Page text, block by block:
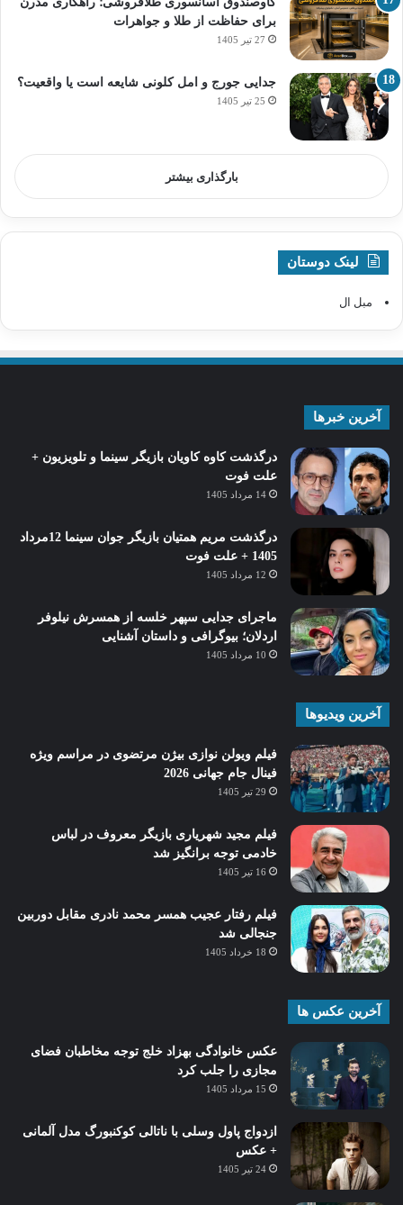
برای حفاظت از طلا و جواهرات
27 تیر 1405
جدایی جورج و امل کلونی شایعه است یا واقعیت؟
25 تیر 1405
بارگذاری بیشتر
لینک دوستان
مبل ال
آخرین خبرها
درگذشت کاوه کاویان بازیگر سینما و تلویزیون +
علت فوت
14 مرداد 1405
درگذشت مریم همتیان بازیگر جوان سینما 12مرداد
1405 + علت فوت
12 مرداد 1405
ماجرای جدایی سپهر خلسه از همسرش نیلوفر
اردلان؛ بیوگرافی و داستان آشنایی
10 مرداد 1405
آخرین ویدیوها
فیلم ویولن نوازی بیژن مرتضوی در مراسم ویژه
فینال جام جهانی 2026
29 تیر 1405
فیلم مجید شهریاری بازیگر معروف در لباس
خادمی توجه برانگیز شد
16 تیر 1405
فیلم رفتار عجیب همسر محمد نادری مقابل دوربین
جنجالی شد
18 خرداد 1405
آخرین عکس ها
عکس خانوادگی بهزاد خلج توجه مخاطبان فضای
مجازی را جلب کرد
15 مرداد 1405
ازدواج پاول وسلی با ناتالی کوکنبورگ مدل آلمانی
+ عکس
24 تیر 1405